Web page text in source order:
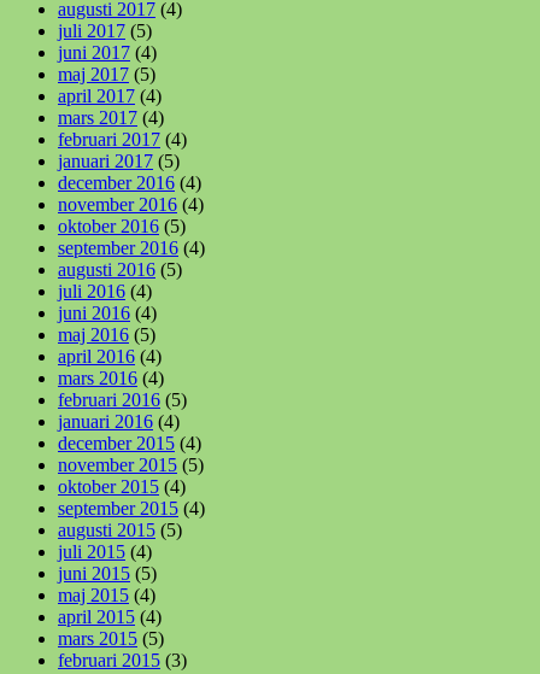
augusti 2017 (4)
juli 2017 (5)
juni 2017 (4)
maj 2017 (5)
april 2017 (4)
mars 2017 (4)
februari 2017 (4)
januari 2017 (5)
december 2016 (4)
november 2016 (4)
oktober 2016 (5)
september 2016 (4)
augusti 2016 (5)
juli 2016 (4)
juni 2016 (4)
maj 2016 (5)
april 2016 (4)
mars 2016 (4)
februari 2016 (5)
januari 2016 (4)
december 2015 (4)
november 2015 (5)
oktober 2015 (4)
september 2015 (4)
augusti 2015 (5)
juli 2015 (4)
juni 2015 (5)
maj 2015 (4)
april 2015 (4)
mars 2015 (5)
februari 2015 (3)